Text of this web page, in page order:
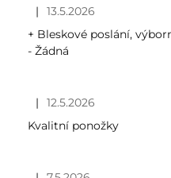
Hodnocení obchodu je 5 z
|
13.5.2026
+ Bleskové poslání,
- Žádná
Hodnocení obchodu je 5 z
|
12.5.2026
Kvalitní ponožky